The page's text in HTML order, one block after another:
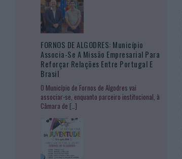
FORNOS DE ALGODRES: Município
Associa-Se A Missão Empresarial Para
Reforçar Relações Entre Portugal E
Brasil
O Município de Fornos de Algodres vai
associar-se, enquanto parceiro institucional, à
Câmara de […]